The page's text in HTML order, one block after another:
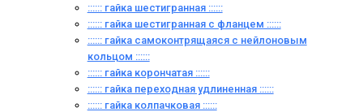
:::::: гайка шестигранная ::::::
:::::: гайка шестигранная с фланцем ::::::
:::::: гайка самоконтрящаяся с нейлоновым
кольцом ::::::
:::::: гайка корончатая ::::::
:::::: гайка переходная удлиненная ::::::
:::::: гайка колпачковая ::::::